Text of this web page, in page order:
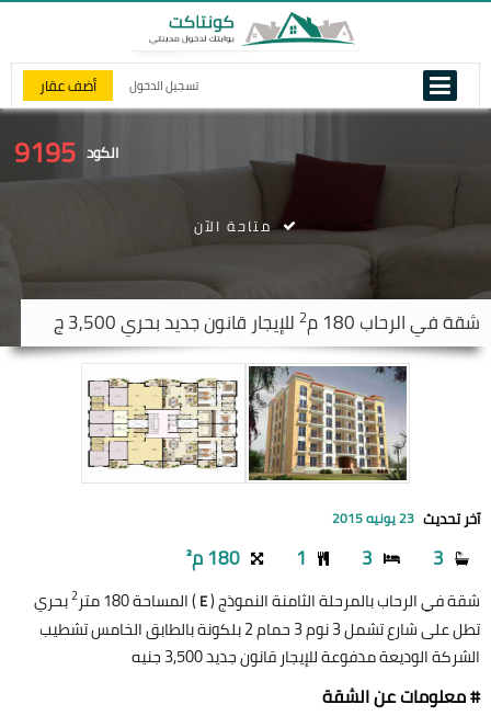
تسجيل الدخول أضف عقار
الكود 9195
شقة فيالرحاب 2 للإيجار قانون جديد بحري 3,500 ج
متاحة الآن
آخر تحديث 23 يونيه 2015
3
3
1 180 م²
شقة في الرحاب بالمرحلة الثامنة النموذج (E) المساحة 180 متر 2بحري
تطل على شارع تشمل 3 نوم 3 حمام 2 بلكونة بالطابق الخامس تشطيب
الشركة الوديعة مدفوعة للإيجار قانون جديد 3,500 جنيه
# معلومات عن الشقة